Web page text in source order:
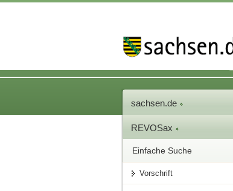
sachsen.de
REVOSax
Einfache Suche
Vorschrift